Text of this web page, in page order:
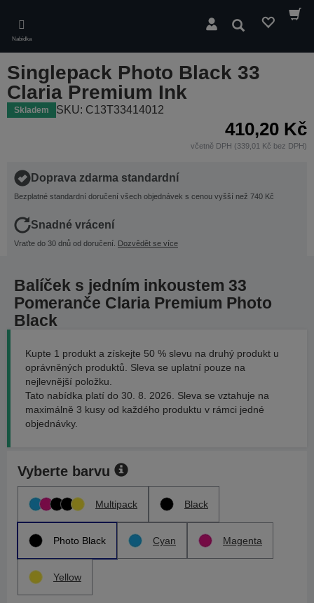
main
content
Nabídka
Hledat
Singlepack Photo Black 33
Claria Premium Ink
Skladem SKU: C13T33414012
410,20 Kč
včetně DPH (339,01 Kč bez DPH)
Doprava zdarma standardní
Bezplatné standardní doručení všech objednávek s cenou vyšší než 740 Kč
Snadné vrácení
Vraťte do 30 dnů od doručení. Dozvědět se více
Balíček s jedním inkoustem 33
Pomeranče Claria Premium Photo
Black
Kupte 1 produkt a získejte 50 % slevu na druhý produkt u
oprávněných produktů. Sleva se uplatní pouze na
nejlevnější položku.
Tato nabídka platí do 30. 8. 2026. Sleva se vztahuje na
maximálně 3 kusy od každého produktu v rámci jedné
objednávky.
Vyberte barvu
Multipack Black
Photo Black Cyan Magenta
Yellow